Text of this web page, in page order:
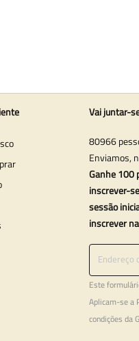
Vai juntar-
80966
Enviamos,
Ganhe 100
inscrever-
sessão
inscrever
Este
Aplicam-se a
condições da